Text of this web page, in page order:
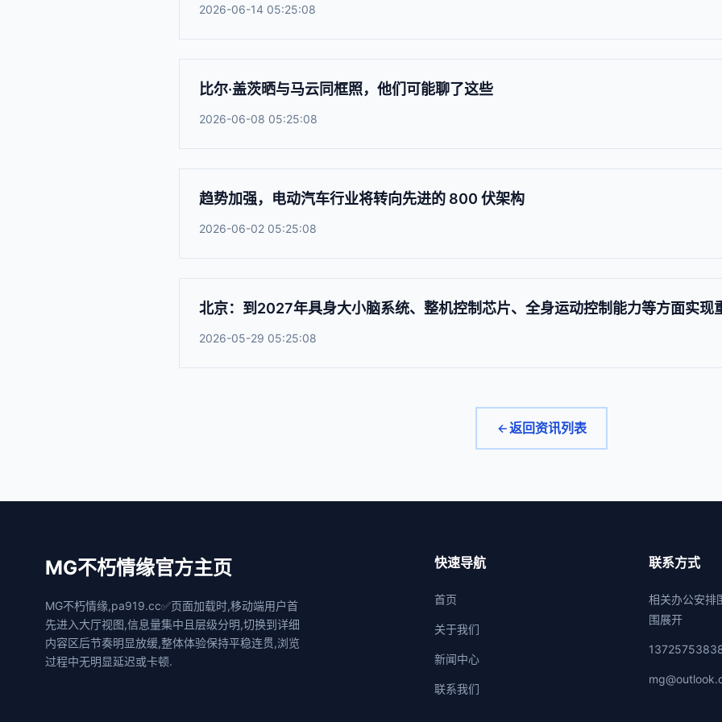
2026-06-14 05:25:08
比尔·盖茨晒与马云同框照，他们可能聊了这些
2026-06-08 05:25:08
趋势加强，电动汽车行业将转向先进的 800 伏架构
2026-06-02 05:25:08
北京：到2027年具身大小脑系统、整机控制芯片、全身运动控制能力等方面实现
2026-05-29 05:25:08
返回资讯列表
MG不朽情缘官方主页
MG不朽情缘,pa919.cc✅页面加载时,移动端用户首
先进入大厅视图,信息量集中且层级分明,切换到详细
内容区后节奏明显放缓,整体体验保持平稳连贯,浏览
过程中无明显延迟或卡顿.
快速导航
首页
关于我们
新闻中心
联系我们
联系方式
相关办公安排
围展开